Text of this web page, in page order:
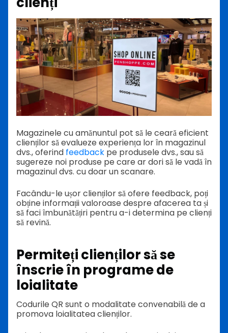
Magazinele cu amănuntul pot să le ceară eficient
clienților să evalueze experiența lor în magazinul
dvs., oferind feedback pe produsele dvs., sau să
sugereze noi produse pe care ar dori să le vadă în
magazinul dvs. cu doar un scanare.
Facându-le ușor clienților să ofere feedback, poți
obține informații valoroase despre afacerea ta și
să faci îmbunătățiri pentru a-i determina pe clienți
să revină.
Permiteți clienților să se
înscrie în programe de
loialitate
Codurile QR sunt o modalitate convenabilă de a
promova loialitatea clienților.